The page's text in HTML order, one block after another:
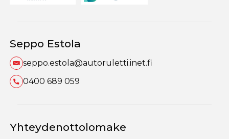
Seppo Estola
seppo.estola@autoruletti.inet.fi
0400 689 059
Yhteydenottolomake